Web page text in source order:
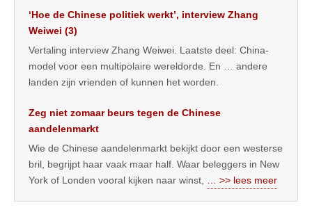
‘Hoe de Chinese politiek werkt’, interview Zhang
Weiwei (3)
Vertaling interview Zhang Weiwei. Laatste deel: China-
model voor een multipolaire wereldorde. En … andere
landen zijn vrienden of kunnen het worden.
Zeg niet zomaar beurs tegen de Chinese
aandelenmarkt
Wie de Chinese aandelenmarkt bekijkt door een westerse
bril, begrijpt haar vaak maar half. Waar beleggers in New
York of Londen vooral kijken naar winst,
… >> lees meer